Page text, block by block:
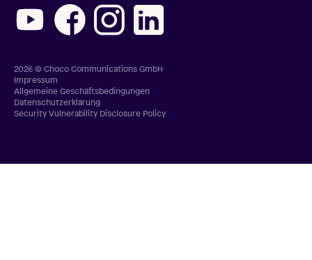
2026 © Choco Communications GmbH
Impressum
Allgemeine Geschäftsbedingungen
Datenschutzerklärung
Security Vulnerability Disclosure Policy